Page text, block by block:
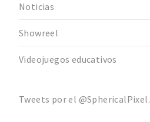
Noticias
Showreel
Videojuegos educativos
Tweets por el @SphericalPixel.